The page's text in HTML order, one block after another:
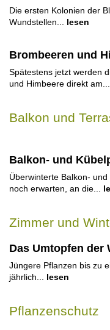
Die ersten Kolonien der
Wundstellen...
lesen
Brombeeren und
Spätestens jetzt werden
und Himbeere direkt am...
Balkon und
Balkon- und
Überwinterte Balkon-
noch erwarten, an die...
Zimmer und
Das Umtopfen der
Jüngere Pflanzen bis zu
jährlich...
lesen
Pflanzenschutz